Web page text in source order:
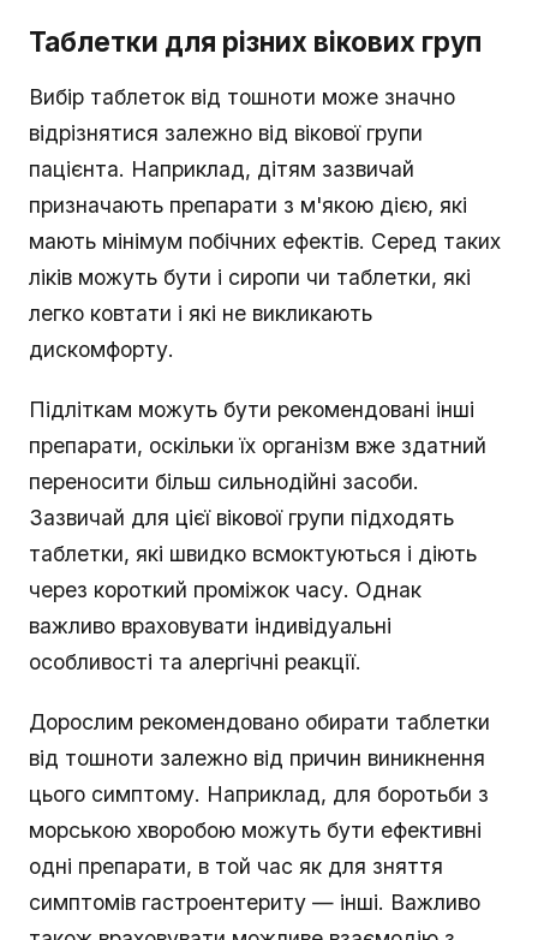
Таблетки для різних вікових груп
Вибір таблеток від тошноти може значно
відрізнятися залежно від вікової групи
пацієнта. Наприклад, дітям зазвичай
призначають препарати з м'якою дією, які
мають мінімум побічних ефектів. Серед таких
ліків можуть бути і сиропи чи таблетки, які
легко ковтати і які не викликають
дискомфорту.
Підліткам можуть бути рекомендовані інші
препарати, оскільки їх організм вже здатний
переносити більш сильнодійні засоби.
Зазвичай для цієї вікової групи підходять
таблетки, які швидко всмоктуються і діють
через короткий проміжок часу. Однак
важливо враховувати індивідуальні
особливості та алергічні реакції.
Дорослим рекомендовано обирати таблетки
від тошноти залежно від причин виникнення
цього симптому. Наприклад, для боротьби з
морською хворобою можуть бути ефективні
одні препарати, в той час як для зняття
симптомів гастроентериту — інші. Важливо